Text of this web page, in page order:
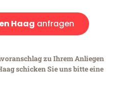
Haag anfragen
zu Ihrem Anliegen
schicken Sie uns bitte eine